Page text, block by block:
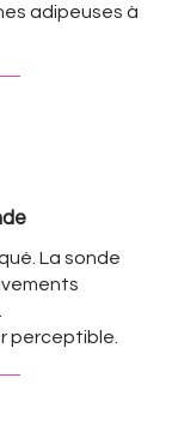
adipeuses à
La sonde
perceptible.